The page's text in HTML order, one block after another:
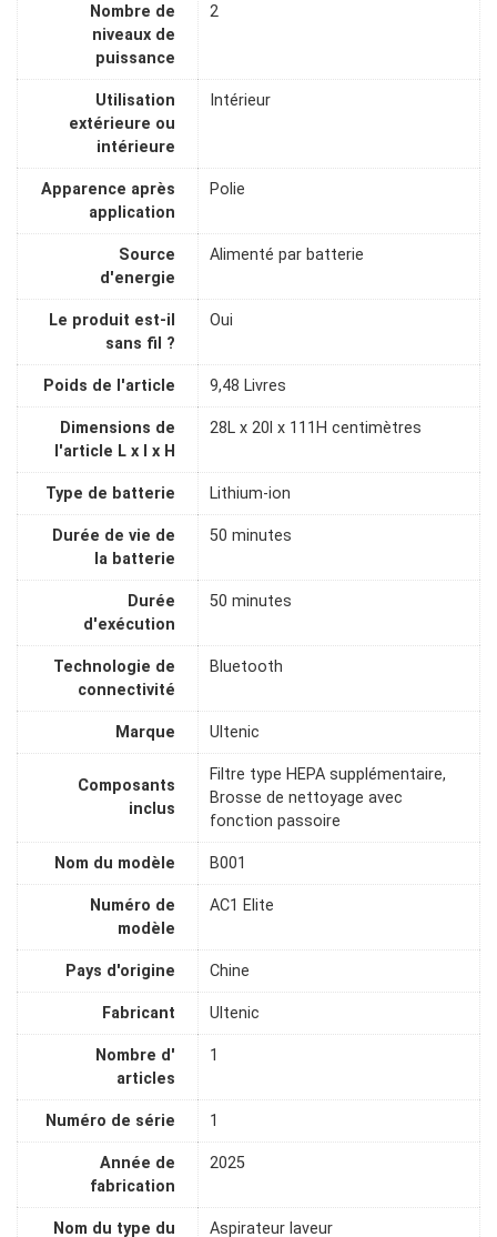
Nombre de
niveaux de
puissance
2
Utilisation
extérieure ou
intérieure
Intérieur
Apparence après
application
Polie
Source
d'energie
Alimenté par batterie
Le produit est-il
sans fil ?
Oui
Poids de l'article 9,48 Livres
Dimensions de
l'article L x l x H
28L x 20l x 111H centimètres
Type de batterie Lithium-ion
Durée de vie de
la batterie
50 minutes
Durée
d'exécution
50 minutes
Technologie de
connectivité
Bluetooth
Marque Ultenic
Composants
inclus
Filtre type HEPA supplémentaire,
Brosse de nettoyage avec
fonction passoire
Nom du modèle B001
Numéro de
modèle
‎AC1 Elite
Pays d'origine Chine
Fabricant Ultenic
Nombre d'
articles
1
Numéro de série 1
Année de
fabrication
2025
Nom du type du
Aspirateur laveur